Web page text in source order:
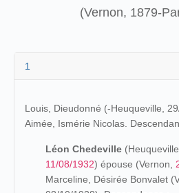
(Vernon, 1879-
1
Louis, Dieudonné (-Heuqueville,
Aimée, Ismérie Nicolas.
Léon Chedeville
11/08/1932) épouse (Vernon,
Marceline, Désirée Bonvalet